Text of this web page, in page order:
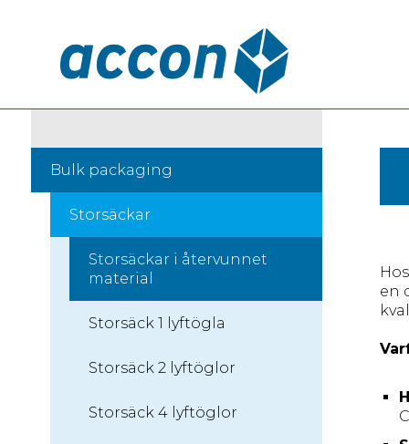
en
Bulk packaging
Storsäckar
Storsäckar i återvunnet
material
Storsäck 1 lyftögla
Storsäck 2 lyftöglor
Storsäck 4 lyftöglor